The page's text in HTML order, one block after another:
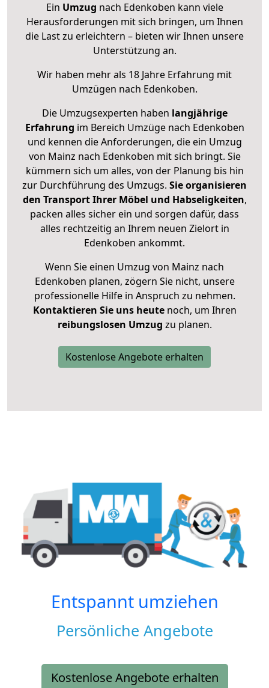
Ein Umzug nach Edenkoben kann viele
Herausforderungen mit sich bringen, um Ihnen
die Last zu erleichtern – bieten wir Ihnen unsere
Unterstützung an.
Wir haben mehr als 18 Jahre Erfahrung mit
Umzügen nach Edenkoben.
Die Umzugsexperten haben langjährige
Erfahrung im Bereich Umzüge nach Edenkoben
und kennen die Anforderungen, die ein Umzug
von Mainz nach Edenkoben mit sich bringt. Sie
kümmern sich um alles, von der Planung bis hin
zur Durchführung des Umzugs. Sie organisieren
den Transport Ihrer Möbel und Habseligkeiten,
packen alles sicher ein und sorgen dafür, dass
alles rechtzeitig an Ihrem neuen Zielort in
Edenkoben ankommt.
Wenn Sie einen Umzug von Mainz nach
Edenkoben planen, zögern Sie nicht, unsere
professionelle Hilfe in Anspruch zu nehmen.
Kontaktieren Sie uns heutenoch, um Ihren
reibungslosen Umzug zu planen.
Kostenlose Angebote erhalten
Entspannt umziehen
Persönliche Angebote
Kostenlose Angebote erhalten